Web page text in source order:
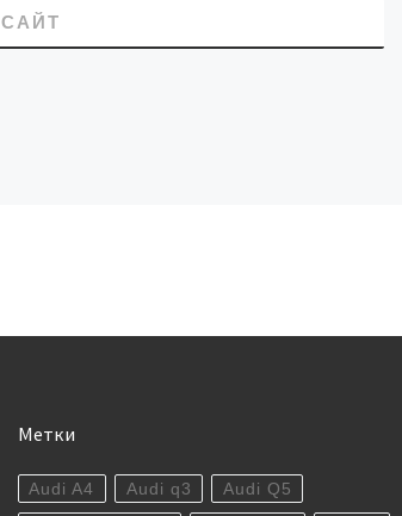
САЙТ
Метки
Audi A4 Audi q3 Audi Q5